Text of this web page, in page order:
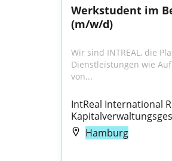
Werkstudent im
(m/w/d)
Wir sind INTREAL, die
Dienstleistungen wie
von...
IntReal International
Hamburg